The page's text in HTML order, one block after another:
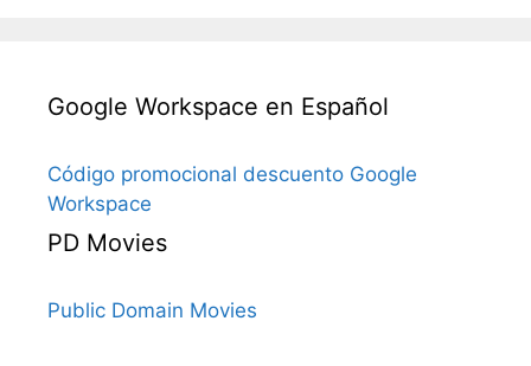
Google Workspace en Español
Código promocional descuento Google
Workspace
PD Movies
Public Domain Movies